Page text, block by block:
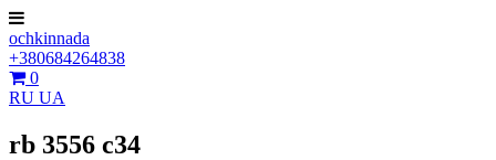
ochkinnada
+380684264838
0
RU UA
rb 3556 c34